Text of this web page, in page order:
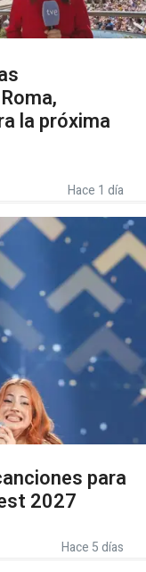
la próxima
Hace 1 día
para
2027
Hace 5 días